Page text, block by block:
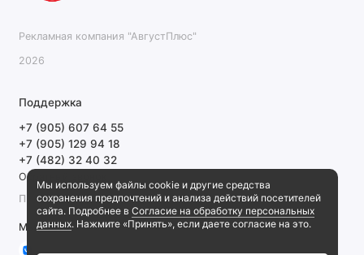
Мы используем файлы cookie и другие средства
сохранения предпочтений и анализа действий посетителей
сайта. Подробнее в Согласие на обработку персональных
данных. Нажмите «Принять», если даете согласие на это.
Рекламная компания "АвгустПлюс"
2026
Поддержка
+7 (905) 607 64 55
+7 (905) 129 94 18
+7 (482) 32 40 32
Обратный звонок
ПН-ПТ 9:00-18:00 СБ, ВС выходной
Мы в сети